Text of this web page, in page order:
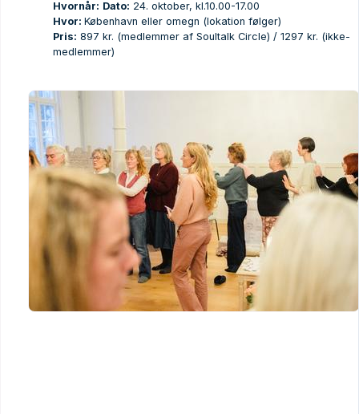
Hvornår: Dato: 24. oktober, kl.10.00-17.00
Hvor: København eller omegn (lokation følger)
Pris: 897 kr. (medlemmer af Soultalk Circle) / 1297 kr. (ikke-
medlemmer)